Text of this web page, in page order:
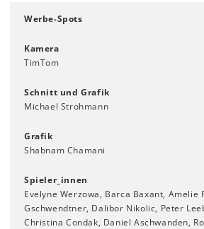
Werbe-Spots
Kamera
TimTom
Schnitt und Grafik
Michael Strohmann
Grafik
Shabnam Chamani
Spieler_innen
Evelyne Werzowa, Barca Baxant, Amelie
Gschwendtner, Dalibor Nikolic, Peter
Christina Condak, Daniel Aschwanden,